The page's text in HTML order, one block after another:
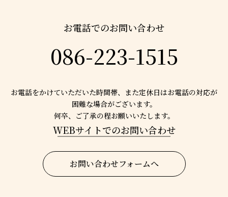
お電話でのお問い合わせ
086-223-1515
お電話をかけていただいた時間帯、また定休日はお電話の対応が
困難な場合がございます。
何卒、ご了承の程お願いいたします。
WEBサイトでのお問い合わせ
お問い合わせフォームへ